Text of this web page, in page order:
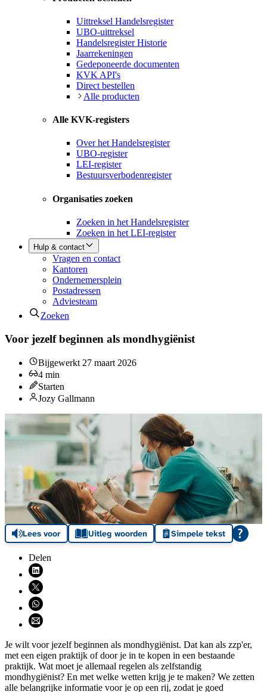
Uittreksel Handelsregister
UBO-uittreksel
Handelsregister Historie
Jaarrekeningen
Gedeponeerde documenten
KVK API's
Direct bestellen
Alle producten
Alle KVK-registers
Over het Handelsregister
UBO-register
LEI-register
Bestuursverbodenregister
Organisaties zoeken
Zoeken in het Handelsregister
Zoeken in het LEI-register
Hulp & contact
Vragen en contact
Kantoren
Ondernemersplein
Postadressen
Adviesteam
Zoeken
Voor jezelf beginnen als mondhygiënist
Bijgewerkt 27 maart 2026
4 min
Starten
Jozy Gallmann
Lees voor Uitleg woorden Simpele tekst
Delen
Deel via LinkedIn (opent nieuw venster)
Deel via X (opent nieuw venster)
Deel via WhatsApp (opent WhatsApp)
Deel via email (opent email programma)
Je wilt voor jezelf beginnen als mondhygiënist. Dat kan als zzp'er,
met een eigen praktijk of door je in te kopen in een bestaande
praktijk. Wat moet je allemaal regelen als zelfstandig
mondhygiënist? En met welke wetten krijg je te maken? We zetten
alle belangrijke informatie voor je op een rij, zodat je goed